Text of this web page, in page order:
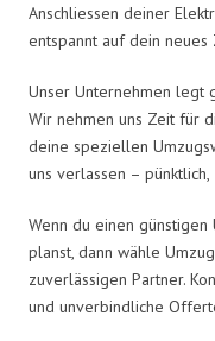
Anschliessen deiner
entspannt auf dein neues
Unser Unternehmen legt
Wir nehmen uns Zeit für
deine speziellen
uns verlassen –
Wenn du einen
planst, dann wähle
zuverlässigen Partner.
und unverbindliche